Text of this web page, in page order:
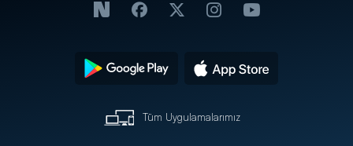
Tüm Uygulamalarımız